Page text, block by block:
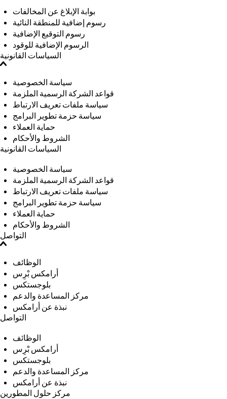
بوابة الإبلاغ عن المخالفات
رسوم إضافية للمنطقة النائية
رسوم التوقيع الإضافية
الرسوم الإضافية للوقود
السياسات القانونية
سياسة الخصوصية
قواعد الشركة الرسمية الملزمة
سياسة ملفات تعريف الارتباط
سياسة حزمة تطوير البرامج
حماية العملاء
الشروط والأحكام
السياسات القانونية
سياسة الخصوصية
قواعد الشركة الرسمية الملزمة
سياسة ملفات تعريف الارتباط
سياسة حزمة تطوير البرامج
حماية العملاء
الشروط والأحكام
التواصل
الوظائف
أرامكس بْرِس
بلوجستكس
مركز المساعدة والدعم
نبذة عن أرامكس
التواصل
الوظائف
أرامكس بْرِس
بلوجستكس
مركز المساعدة والدعم
نبذة عن أرامكس
مركز حلول المطورين